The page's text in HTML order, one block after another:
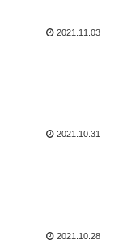
2021.11.03
2021.10.31
2021.10.28